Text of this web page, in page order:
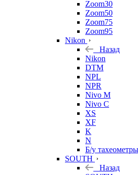
Zoom30
Zoom50
Zoom75
Zoom95
Nikon
Назад
Nikon
DTM
NPL
NPR
Nivo M
Nivo C
XS
XF
K
N
Б/у
SOUTH
Назад